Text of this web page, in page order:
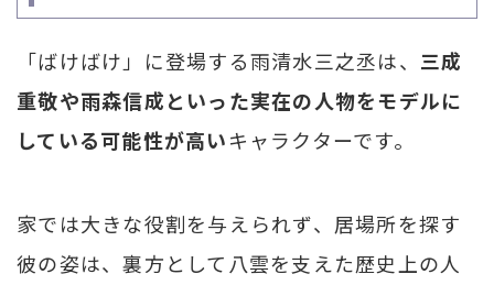
「ばけばけ」に登場する雨清水三之丞は、 三成
重敬や雨森信成といった実在の人物をモデルに
している可能性が高いキャラクターです。
家では大きな役割を与えられず、居場所を探す
彼の姿は、裏方として八雲を支えた歴史上の人